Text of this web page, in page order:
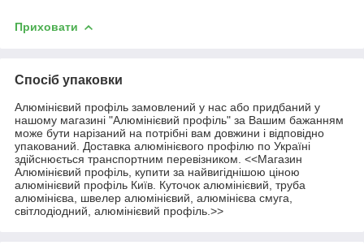
Приховати
Спосіб упаковки
Алюмінієвий профіль замовлений у нас або придбаний у
нашому магазині "Алюмінієвий профіль" за Вашим бажанням
може бути нарізаний на потрібні вам довжини і відповідно
упакований. Доставка алюмінієвого профілю по Україні
здійснюється транспортним перевізником. <<Магазин
Алюмінієвий профіль, купити за найвигіднішою ціною
алюмінієвий профіль Київ. Куточок алюмінієвий, труба
алюмінієва, швелер алюмінієвий, алюмінієва смуга,
світлодіодний, алюмінієвий профіль.>>